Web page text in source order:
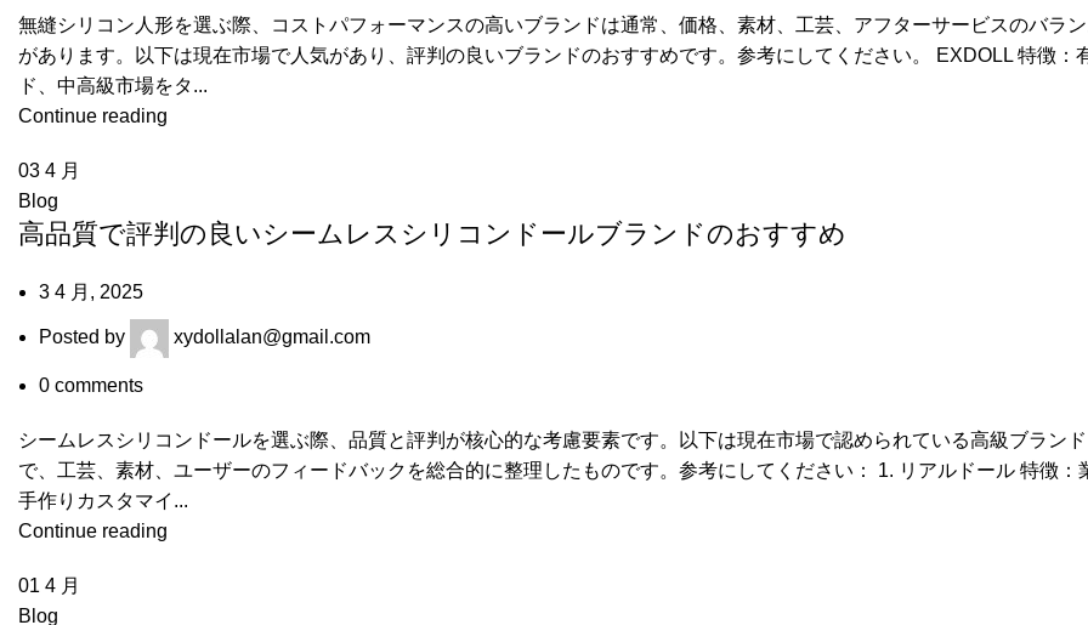
無縫シリコン人形を選ぶ際、コストパフォーマンスの高いブランドは通常、価格、素材、工芸、アフターサービスのバラ
があります。以下は現在市場で人気があり、評判の良いブランドのおすすめです。参考にしてください。 EXDOLL 特徴：
ド、中高級市場をタ...
Continue reading
03 4 月
Blog
高品質で評判の良いシームレスシリコンドールブランドのおすすめ
3 4 月, 2025
Posted by xydollalan@gmail.com
0 comments
シームレスシリコンドールを選ぶ際、品質と評判が核心的な考慮要素です。以下は現在市場で認められている高級ブラン
で、工芸、素材、ユーザーのフィードバックを総合的に整理したものです。参考にしてください： 1. リアルドール 特徴：
手作りカスタマイ...
Continue reading
01 4 月
Blog